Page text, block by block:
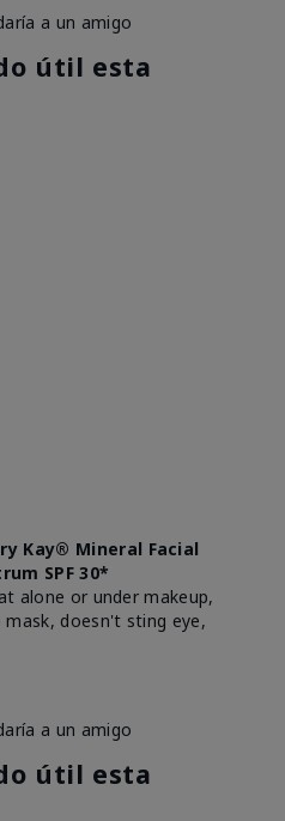
a un amigo
útil esta
Kay® Mineral Facial
SPF 30*
alone or under makeup,
doesn't sting eye,
a un amigo
útil esta